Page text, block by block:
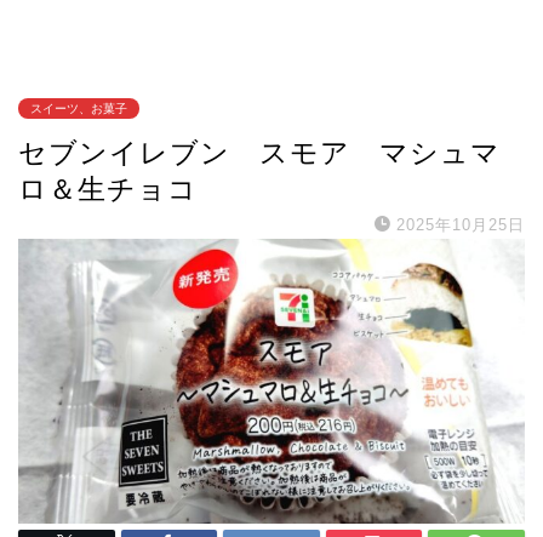
スイーツ、お菓子
セブンイレブン スモア マシュマ
ロ＆生チョコ
2025年10月25日